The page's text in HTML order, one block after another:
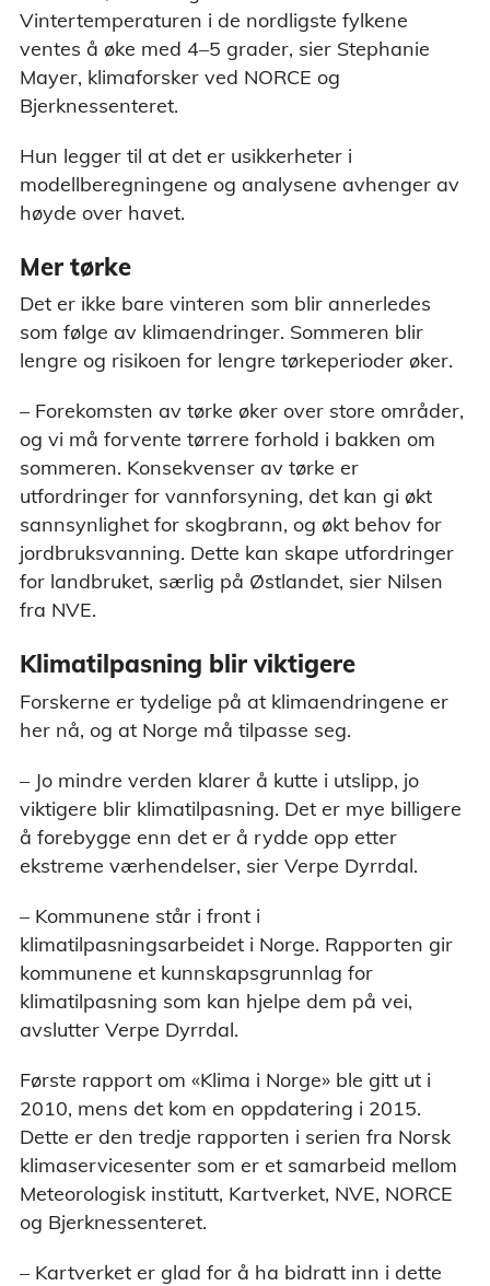
Vintertemperaturen i de nordligste fylkene
ventes å øke med 4–5 grader, sier Stephanie
Mayer, klimaforsker ved NORCE og
Bjerknessenteret.
Hun legger til at det er usikkerheter i
modellberegningene og analysene avhenger av
høyde over havet.
Mer tørke
Det er ikke bare vinteren som blir annerledes
som følge av klimaendringer. Sommeren blir
lengre og risikoen for lengre tørkeperioder øker.
– Forekomsten av tørke øker over store områder,
og vi må forvente tørrere forhold i bakken om
sommeren. Konsekvenser av tørke er
utfordringer for vannforsyning, det kan gi økt
sannsynlighet for skogbrann, og økt behov for
jordbruksvanning. Dette kan skape utfordringer
for landbruket, særlig på Østlandet, sier Nilsen
fra NVE.
Klimatilpasning blir viktigere
Forskerne er tydelige på at klimaendringene er
her nå, og at Norge må tilpasse seg.
– Jo mindre verden klarer å kutte i utslipp, jo
viktigere blir klimatilpasning. Det er mye billigere
å forebygge enn det er å rydde opp etter
ekstreme værhendelser, sier Verpe Dyrrdal.
– Kommunene står i front i
klimatilpasningsarbeidet i Norge. Rapporten gir
kommunene et kunnskapsgrunnlag for
klimatilpasning som kan hjelpe dem på vei,
avslutter Verpe Dyrrdal.
Første rapport om «Klima i Norge» ble gitt ut i
2010, mens det kom en oppdatering i 2015.
Dette er den tredje rapporten i serien fra Norsk
klimaservicesenter som er et samarbeid mellom
Meteorologisk institutt, Kartverket, NVE, NORCE
og Bjerknessenteret.
– Kartverket er glad for å ha bidratt inn i dette